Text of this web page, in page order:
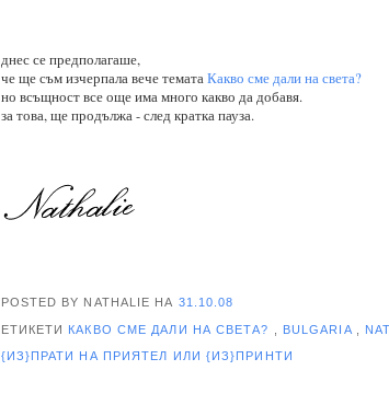
днес се предполагаше,
че ще съм изчерпала вече тематаКакво сме дали на света?
но всъщност все още има много какво да добавя.
за това, ще продължа - след кратка пауза.
POSTED BY NATHALIE НА 31.10.08
ЕТИКЕТИ КАКВО СМЕ ДАЛИ НА СВЕТА? BULGARIA
{ИЗ}ПРАТИ НА ПРИЯТЕЛ ИЛИ {ИЗ}ПРИНТИ